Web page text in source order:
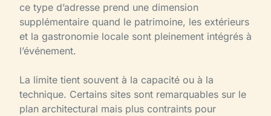
ce type d’adresse prend une dimension
supplémentaire quand le patrimoine, les extérieurs
et la gastronomie locale sont pleinement intégrés à
l’événement.
La limite tient souvent à la capacité ou à la
technique. Certains sites sont remarquables sur le
plan architectural mais plus contraints pour